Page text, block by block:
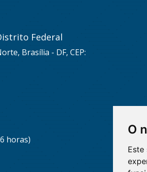
O
Federal
Brasília - DF, CEP:
horas)